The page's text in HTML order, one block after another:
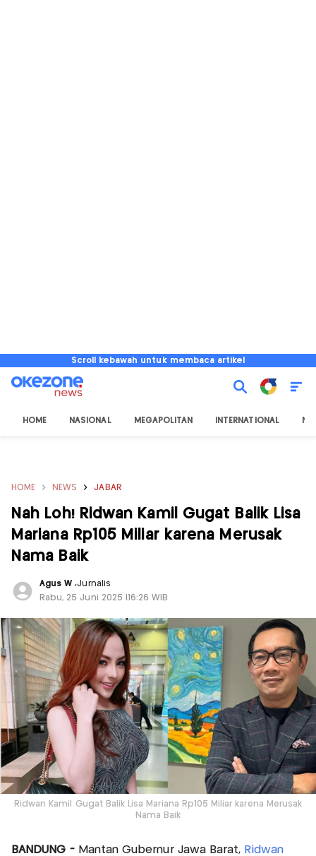
Scroll kebawah untuk membaca artikel
HOME NASIONAL MEGAPOLITAN INTERNATIONAL
HOME NEWS JABAR
Nah Loh! Ridwan Kamil Gugat Balik Lisa
Mariana Rp105 Miliar karena Merusak
Nama Baik
Agus W,Jurnalis
Rabu, 25 Juni 2025 |16:26 WIB
Ridwan Kamil Gugat Balik Lisa Mariana Rp105 Miliar karena Merusak
Nama Baik
BANDUNG -Mantan Gubernur Jawa Barat, Ridwan